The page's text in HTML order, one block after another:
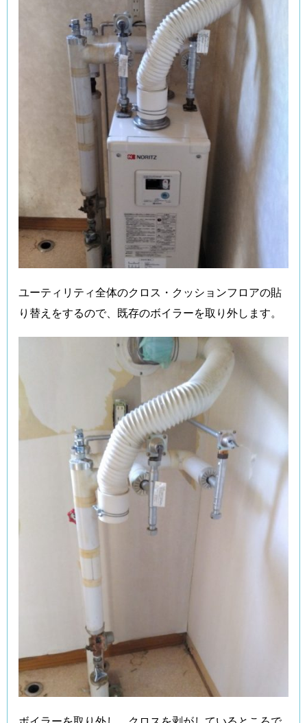
ユーティリティ全体のクロス・クッションフロアの貼
り替えをするので、既存のボイラーを取り外します。